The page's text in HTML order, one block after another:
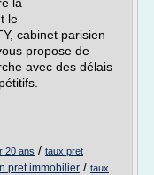
le
cabinet parisien
propose de
avec des délais
20 ans / taux pret
pret immobilier / taux